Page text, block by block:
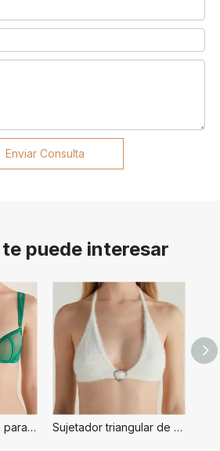
Enviar Consulta
puede interesar
Sujetador push-up para mujer Sujetador triangular de piel para mujer